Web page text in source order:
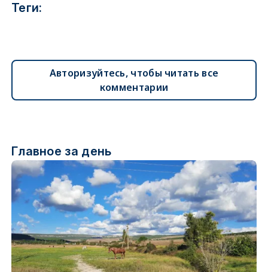
Теги:
Авторизуйтесь, чтобы читать все
комментарии
Главное за день